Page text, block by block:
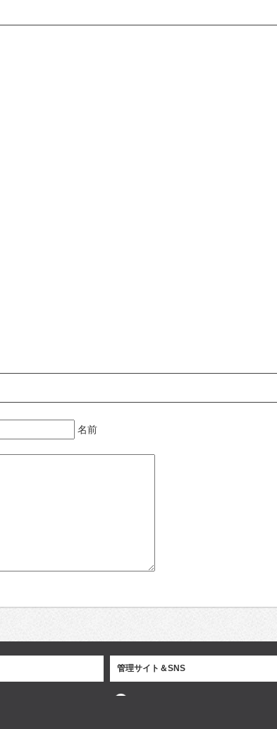
名前
管理サイト＆SNS